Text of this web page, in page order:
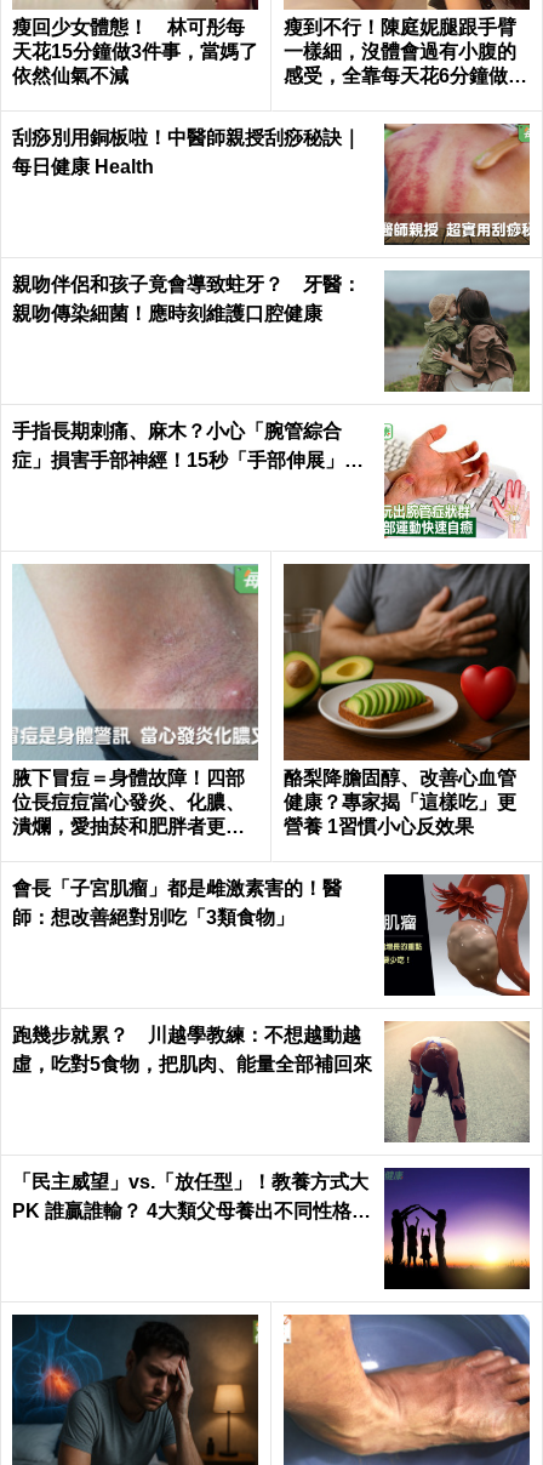
瘦回少女體態！ 林可彤每
天花15分鐘做3件事，當媽了
依然仙氣不減
瘦到不行！陳庭妮腿跟手臂
一樣細，沒體會過有小腹的
感受，全靠每天花6分鐘做這
刮痧別用銅板啦！中醫師親授刮痧秘訣｜
每日健康 Health
親吻伴侶和孩子竟會導致蛀牙？ 牙醫：
親吻傳染細菌！應時刻維護口腔健康
手指長期刺痛、麻木？小心「腕管綜合
症」損害手部神經！15秒「手部伸展」這
腋下冒痘＝身體故障！四部
位長痘痘當心發炎、化膿、
潰爛，愛抽菸和肥胖者更要
酪梨降膽固醇、改善心血管
健康？專家揭「這樣吃」更
營養 1習慣小心反效果
會長「子宮肌瘤」都是雌激素害的！醫
師：想改善絕對別吃「3類食物」
跑幾步就累？ 川越學教練：不想越動越
虛，吃對5食物，把肌肉、能量全部補回來
「民主威望」vs.「放任型」！教養方式大
PK 誰贏誰輸？ 4大類父母養出不同性格的